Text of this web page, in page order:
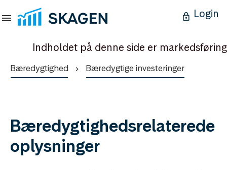
Login
Indholdet på denne side er markedsføring
Bæredygtighed Bæredygtige investeringer
Bæredygtighedsrelaterede
oplysninger